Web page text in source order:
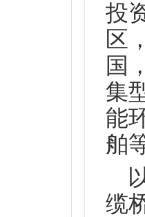
投
区
国
集
能
舶
缆